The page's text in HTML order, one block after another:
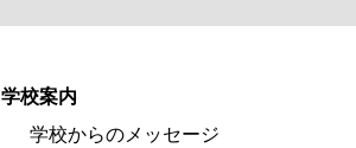
学校案内
学校からのメッセージ